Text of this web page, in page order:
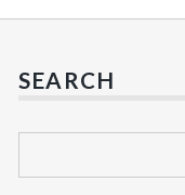
SEARCH